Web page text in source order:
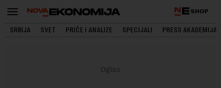
SHOP
SRBIJA SVET PRIČE I ANALIZE SPECIJALI PRESS AKADEMIJA